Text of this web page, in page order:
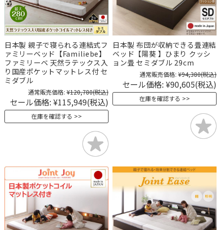
日本製 親子で寝られる連結式フ
ァミリーベッド【Familiebe】
ファミリーベ 天然ラテックス入
り国産ポケットマットレス付 セ
ミダブル
通常販売価格: ¥120,780(税込)
セール価格: ¥115,949(税込)
在庫を確認する
日本製 布団が収納できる畳連結
ベッド【陽葵 】ひまり クッシ
ョン畳 セミダブル 29cm
通常販売価格: ¥94,380(税込)
セール価格: ¥90,605(税込)
在庫を確認する